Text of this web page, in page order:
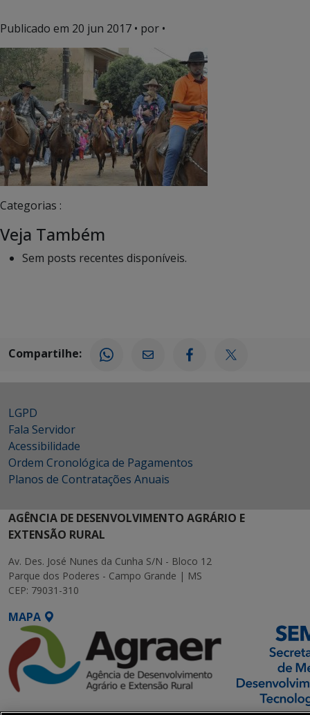
Publicado em 20 jun 2017 • por •
Categorias :
Veja Também
Sem posts recentes disponíveis.
Compartilhe:
LGPD
Fala Servidor
Acessibilidade
Ordem Cronológica de Pagamentos
Planos de Contratações Anuais
AGÊNCIA DE DESENVOLVIMENTO AGRÁRIO E
EXTENSÃO RURAL
Av. Des. José Nunes da Cunha S/N - Bloco 12
Parque dos Poderes - Campo Grande | MS
CEP: 79031-310
MAPA